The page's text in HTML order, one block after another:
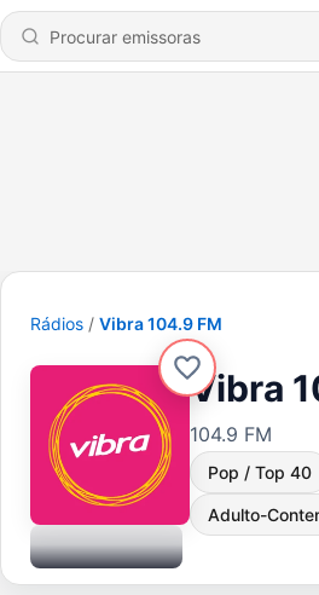
Rádios Vibra 104.9 FM
Vibra
104.9 FM
Pop / Top 40
Adulto-